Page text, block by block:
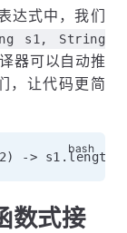
达式中，我们
s1, String
器可以自动推
，让代码更简
) -> s1.length
数式接